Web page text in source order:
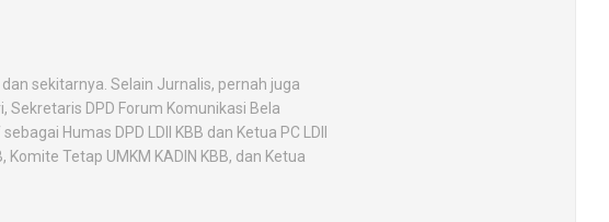
sekitarnya. Selain Jurnalis, pernah juga
DPD Forum Komunikasi Bela
Humas DPD LDII KBB dan Ketua PC LDII
Komite Tetap UMKM KADIN KBB, dan Ketua